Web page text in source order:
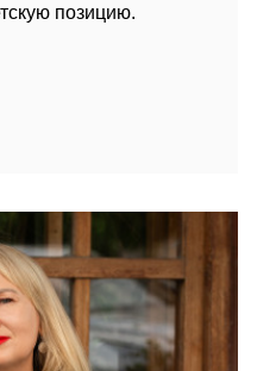
позицию.